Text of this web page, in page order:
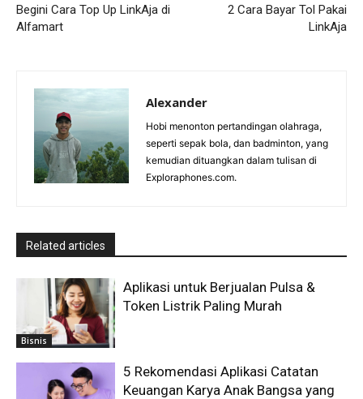
Begini Cara Top Up LinkAja di
Alfamart
2 Cara Bayar Tol Pakai
LinkAja
Alexander
Hobi menonton pertandingan olahraga,
seperti sepak bola, dan badminton, yang
kemudian dituangkan dalam tulisan di
Exploraphones.com.
Related articles
Bisnis
Aplikasi untuk Berjualan Pulsa &
Token Listrik Paling Murah
5 Rekomendasi Aplikasi Catatan
Keuangan Karya Anak Bangsa yang